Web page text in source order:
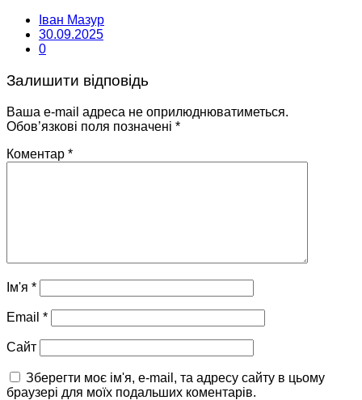
Іван Мазур
30.09.2025
0
Залишити відповідь
Ваша e-mail адреса не оприлюднюватиметься.
Обов’язкові поля позначені *
Коментар *
Ім'я *
Email *
Сайт
Зберегти моє ім'я, e-mail, та адресу сайту в цьому
браузері для моїх подальших коментарів.